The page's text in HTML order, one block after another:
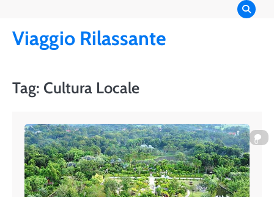
content
Viaggio Rilassante
Tag: Cultura Locale
0